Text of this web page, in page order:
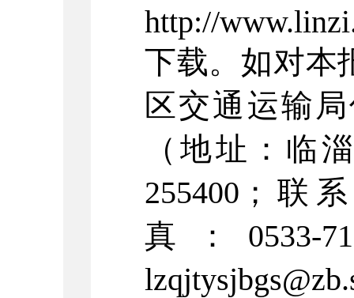
http://
下载。如对本
区交通运输
（地址：临
255400 ；联
真： 0533-